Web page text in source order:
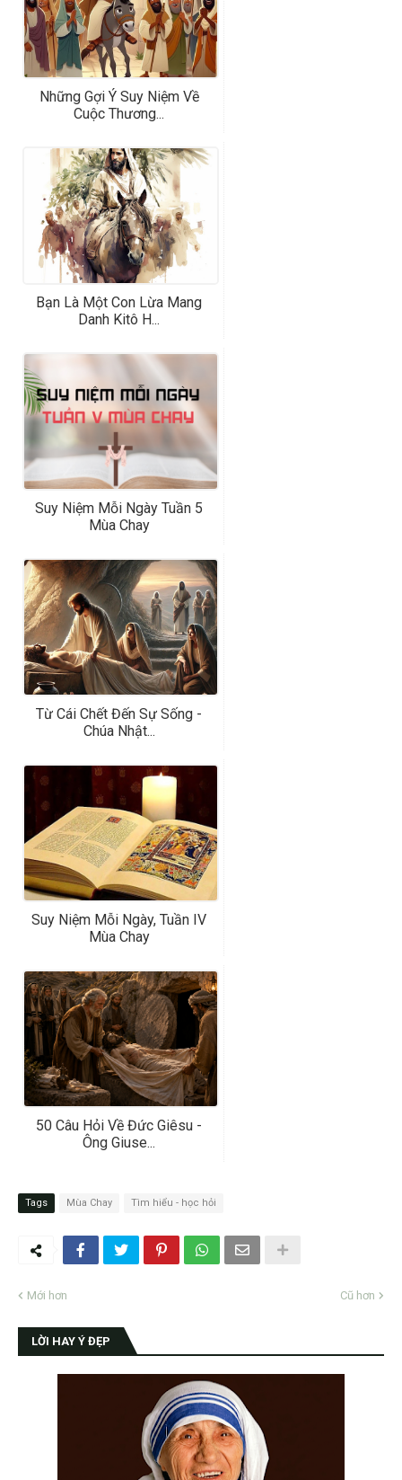
Những Gợi Ý Suy Niệm Về
Cuộc Thương...
Bạn Là Một Con Lừa Mang
Danh Kitô H...
Suy Niệm Mỗi Ngày Tuần 5
Mùa Chay
Từ Cái Chết Đến Sự Sống -
Chúa Nhật...
Suy Niệm Mỗi Ngày, Tuần IV
Mùa Chay
50 Câu Hỏi Về Đức Giêsu -
Ông Giuse...
Tags Mùa Chay Tìm hiểu - học hỏi
Mới hơn Cũ hơn
LỜI HAY Ý ĐẸP